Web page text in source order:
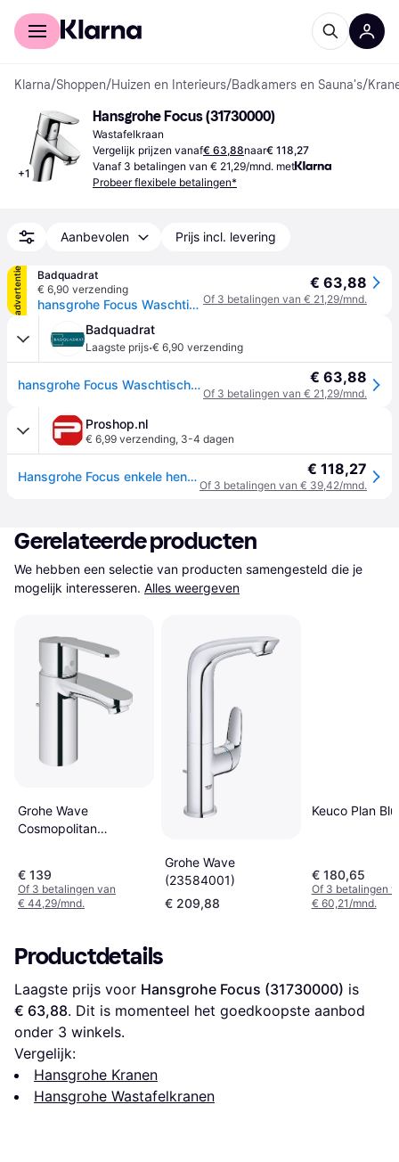
Voor shoppers
Klarna/Shoppen/Huizen en Interieurs/Badkamers en Sauna's/
+1
Hansgrohe Focus (31730000)
Wastafelkraan
Vergelijk prijzen vanaf€ 63,88naar€ 118,27
Vanaf 3 betalingen van € 21,29/mnd. met
Probeer flexibele betalingen*
Aanbevolen Prijs incl. levering
advertentie
Badquadrat
€ 6,90 verzending
hansgrohe Focus Waschtischmischer, ComfortZone70, Ausladung 101mm, Zugstangen Ablaufgarnitur,, chrom, 31730000
€ 63,88
Of 3 betalingen van € 21,29/mnd.
Badquadrat
Laagste prijs·€ 6,90 verzending
hansgrohe Focus Waschtischmischer, ComfortZone70, Ausladung 101mm, Zugstangen Ablaufgarnitur,, chrom, 31730000 € 63,88
Of 3 betalingen van € 21,29/mnd.
Proshop.nl
€ 6,99 verzending, 3-4 dagen
Hansgrohe Focus enkele hendel wastafelmengkraan 70 met pop-up afvoer € 118,27
Of 3 betalingen van € 39,42/mnd.
Gerelateerde producten
We hebben een selectie van producten samengesteld die je
mogelijk interesseren. Alles weergeven
Grohe Wave
Cosmopolitan
€ 139
Of 3 betalingen van
€ 44,29/mnd.
Grohe Wave
(23584001)
€ 209,88
Keuco Plan
€ 180,65
Of 3 betalingen
€ 60,21/mnd.
Productdetails
Laagste prijs voor Hansgrohe Focus (31730000)
€ 63,88. Dit is momenteel het goedkoopste aanbod
onder 3 winkels.
Vergelijk:
Hansgrohe Kranen
Hansgrohe Wastafelkranen